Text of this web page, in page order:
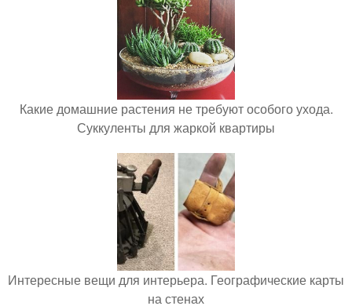
Какие домашние растения не требуют особого ухода.
Суккуленты для жаркой квартиры
Интересные вещи для интерьера. Географические карты
на стенах